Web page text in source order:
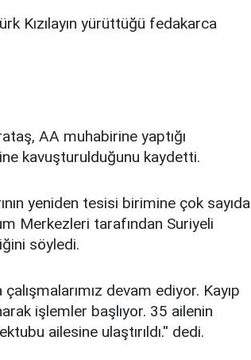
Kızılayın yürüttüğü fedakarca
AA muhabirine yaptığı
kavuşturulduğunu kaydetti.
yeniden tesisi birimine çok sayıda
Merkezleri tarafından Suriyeli
söyledi.
devam ediyor. Kayıp
işlemler başlıyor. 35 ailenin
ailesine ulaştırıldı.'' dedi.